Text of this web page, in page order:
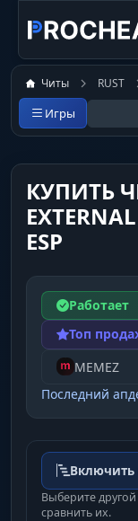
Читы RUST
Игры
КУПИТЬ
ESP
Работает
Топ
MEMEZ
Последний
Включить
Выберите
сравнить их.